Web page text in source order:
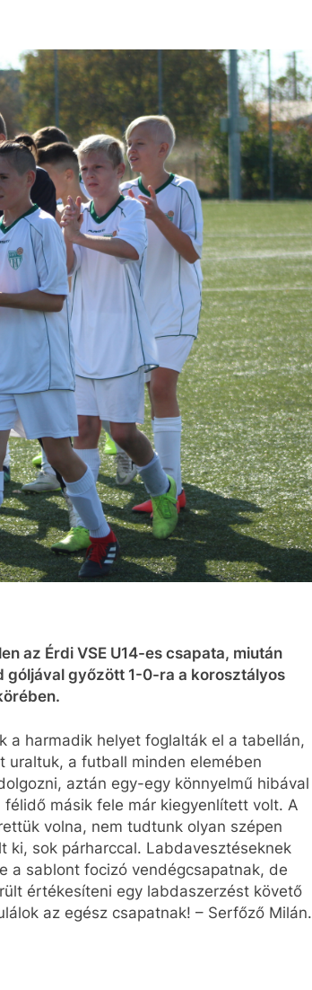
az Érdi VSE U14-es csapata, miután
góljával győzött 1-0-ra a korosztályos
a harmadik helyet foglalták el a tabellán,
uraltuk, a futball minden elemében
aztán egy-egy könnyelmű hibával
másik fele már kiegyenlített volt. A
volna, nem tudtunk olyan szépen
ki, sok párharccal. Labdavesztéseknek
a sablont focizó vendégcsapatnak, de
értékesíteni egy labdaszerzést követő
az egész csapatnak! – Serfőző Milán.